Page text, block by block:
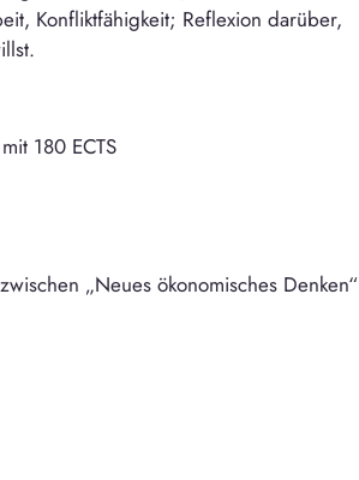
Konfliktfähigkeit; Reflexion darüber,
180 ECTS
„Neues ökonomisches Denken“